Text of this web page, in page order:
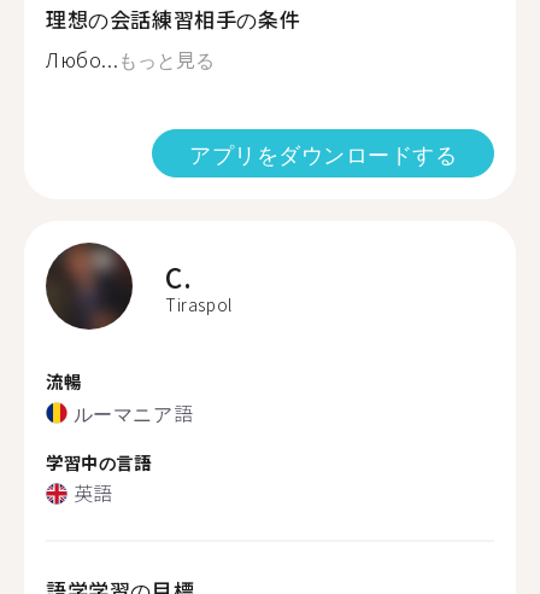
理想の会話練習相手の条件
Любо...もっと見る
アプリをダウンロードする
C.
Tiraspol
流暢
ルーマニア語
学習中の言語
英語